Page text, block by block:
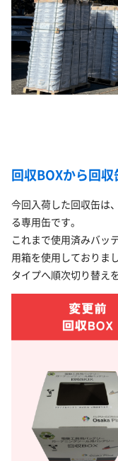
回収BOXから回収
今回入荷した回収缶は
る専用缶です。
これまで使用済みバッ
用箱を使用しておりま
タイプへ順次切り替え